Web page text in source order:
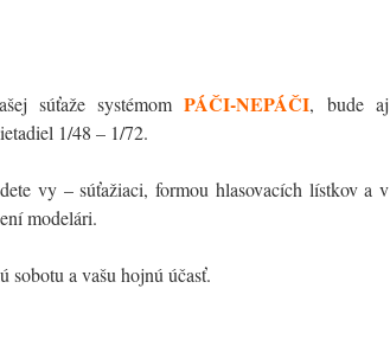
súťaže systémomPÁČI-NEPÁČI, bude aj
1/48 – 1/72.
vy – súťažiaci, formou hlasovacích lístkov a v
modelári.
sobotu a vašu hojnú účasť.